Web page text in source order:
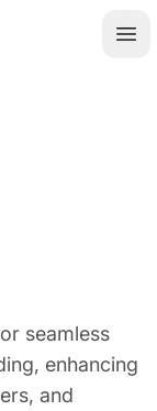
seamless
enhancing
and